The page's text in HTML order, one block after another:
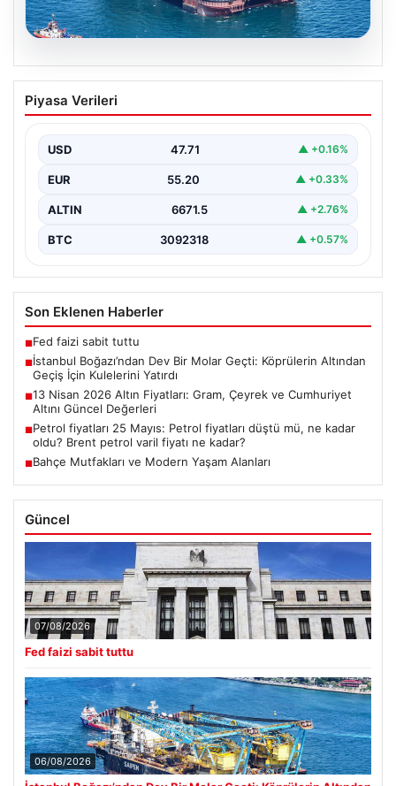
İstanbul Boğazı’ndan Dev Bir Molar
Geçti: Köprülerin Altından Geçiş İçin
İstanbul Boğazı, dün büyük bir denizcilik etkinliğine
Piyasa Verileri
USD 47.71 ▲ +0.16%
EUR 55.20 ▲ +0.33%
ALTIN 6671.5 ▲ +2.76%
BTC 3092318 ▲ +0.57%
Son Eklenen Haberler
■Fed faizi sabit tuttu
■İstanbul Boğazı’ndan Dev Bir Molar Geçti: Köprülerin Altından
Geçiş İçin Kulelerini Yatırdı
■13 Nisan 2026 Altın Fiyatları: Gram, Çeyrek ve Cumhuriyet
Altını Güncel Değerleri
■Petrol fiyatları 25 Mayıs: Petrol fiyatları düştü mü, ne kadar
oldu? Brent petrol varil fiyatı ne kadar?
■Bahçe Mutfakları ve Modern Yaşam Alanları
Güncel
07/08/2026
Fed faizi sabit tuttu
06/08/2026